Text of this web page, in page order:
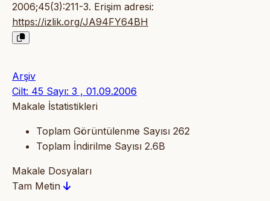
2006;45(3):211-3. Erişim adresi:
https://izlik.org/JA94FY64BH
Arşiv
Cilt: 45 Sayı: 3 , 01.09.2006
Makale İstatistikleri
Toplam Görüntülenme Sayısı 262
Toplam İndirilme Sayısı 2.6B
Makale Dosyaları
Tam Metin